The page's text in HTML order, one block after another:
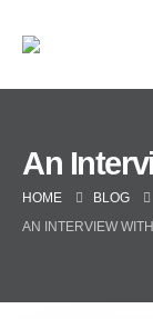
An
HOME BLOG
AN INTERVIEW